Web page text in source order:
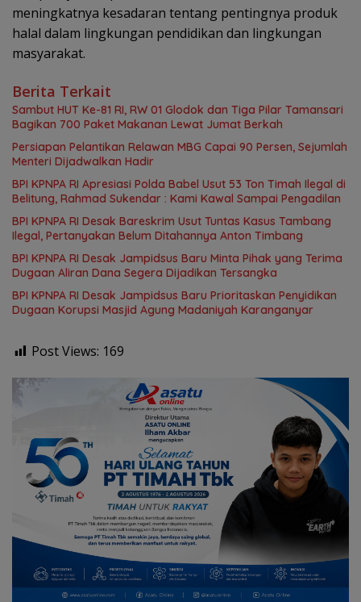
meningkatnya kesadaran tentang pentingnya produk
halal dalam lingkungan pendidikan dan lingkungan
masyarakat.
Berita Terkait
Sambut HUT Ke-81 RI, RW 01 Glodok dan Tiga Pilar Tamansari
Bagikan 700 Paket Makanan Lewat Jumat Berkah
Persiapan Pelantikan Relawan MBG Capai 90 Persen, Sejumlah
Menteri Dijadwalkan Hadir
BPI KPNPA RI Apresiasi Polda Babel Usut 53 Ton Timah Ilegal di
Belitung, Rahmad Sukendar : Kami Kawal Sampai Pengadilan
BPI KPNPA RI Desak Bareskrim Usut Tuntas Kasus Tambang
Ilegal, Pertanyakan Belum Ditahannya Anton Timbang
BPI KPNPA RI Desak Jampidsus Baru Minta Pihak yang Terima
Dugaan Aliran Dana Segera Dijadikan Tersangka
BPI KPNPA RI Desak Jampidsus Baru Prioritaskan Penyidikan
Dugaan Korupsi Masjid Agung Madaniyah Karanganyar
Post Views: 169